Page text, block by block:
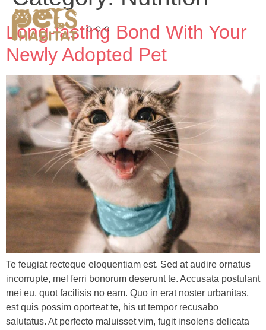
Long-lasting Bond With Your
Newly Adopted Pet
Te feugiat recteque eloquentiam est. Sed at audire ornatus
incorrupte, mel ferri bonorum deserunt te. Accusata postulant
mei eu, quot facilisis no eam. Quo in erat noster urbanitas,
est quis possim oporteat te, his ut tempor recusabo
salutatus. At perfecto maluisset vim, fugit insolens delicata